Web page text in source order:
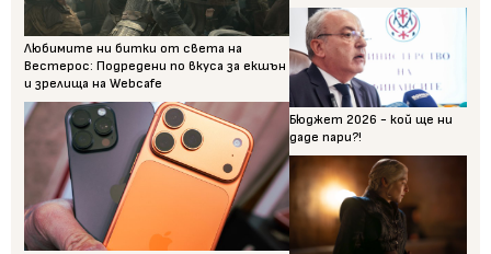
Любимите ни битки от света на
Вестерос: Подредени по вкуса за екшън
и зрелища на Webcafe
Бюджет 2026 - кой ще ни
даде пари?!